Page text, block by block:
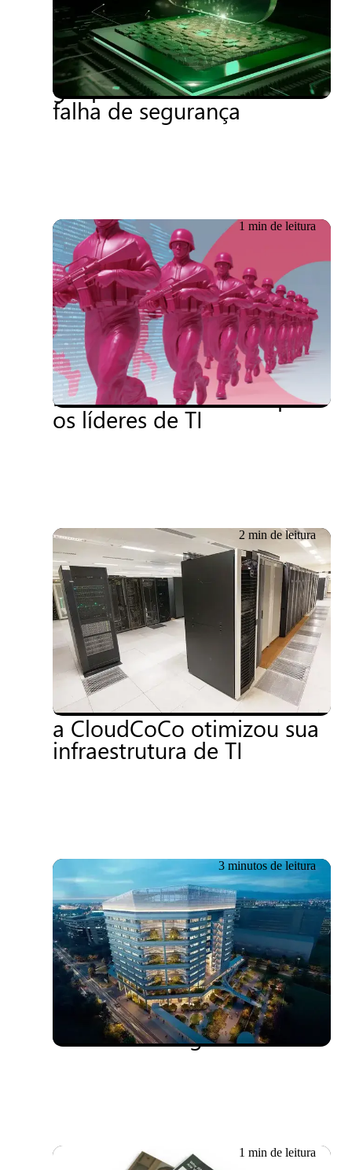
Guerra cibernética, sanções
e soberania – Quando a
geopolítica se torna uma
falha de segurança
1 min de leitura
18.06.2026
Relatório técnico sobre
segurança cibernética: As
novas linhas de frente para
os líderes de TI
2 min de leitura
18.06.2026
Promovendo a
sustentabilidade e a
eficiência de custos: como
a CloudCoCo otimizou sua
infraestrutura de TI
3 minutos de leitura
18.06.2026
Boustead Projects:
encantando os visitantes de
edifícios inteligentes
1 min de leitura